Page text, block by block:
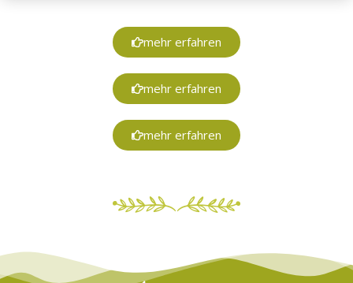
mehr erfahren
mehr erfahren
mehr erfahren